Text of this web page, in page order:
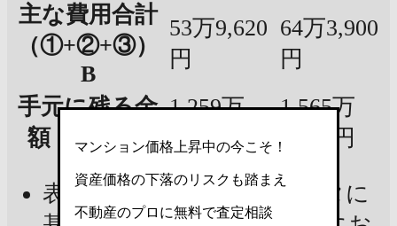
主な費用合計
（①+②+③）
B
53万9,620
円
64万3,900
円
手元に残る金
額（A - B）
1,259万
718円
1,565万
1,086円
表示金額は現在の市場データに
マンション価格上昇中の今こそ！
資産価格の下落のリスクも踏まえ
不動産のプロに無料で査定相談